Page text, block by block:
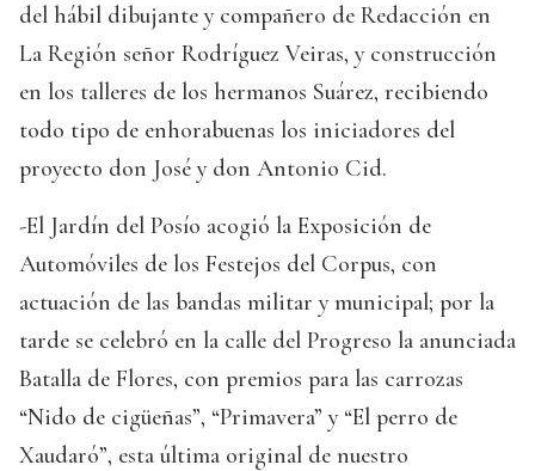
del hábil dibujante y compañero de Redacción en
La Región señor Rodríguez Veiras, y construcción
en los talleres de los hermanos Suárez, recibiendo
todo tipo de enhorabuenas los iniciadores del
proyecto don José y don Antonio Cid.
-El Jardín del Posío acogió la Exposición de
Automóviles de los Festejos del Corpus, con
actuación de las bandas militar y municipal; por la
tarde se celebró en la calle del Progreso la anunciada
Batalla de Flores, con premios para las carrozas
“Nido de cigüeñas”, “Primavera” y “El perro de
Xaudaró”, esta última original de nuestro